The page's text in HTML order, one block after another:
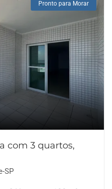
Pronto para Morar
com 3 quartos,
SP